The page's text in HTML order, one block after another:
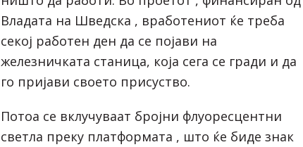
Владата на Шведска , вработениот ќе треба
секој работен ден да се појави на
железничката станица, која сега се гради и да
го пријави своето присуство.
Потоа се вклучуваат бројни флуоресцентни
светла преку платформата , што ќе биде знак